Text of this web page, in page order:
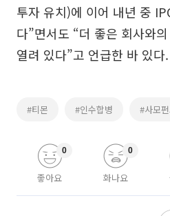
투자 유치)에 이어 내년 중
다”면서도 “더 좋은 회사와
열려 있다”고 언급한 바 있다.
#티몬 #인수합병 #사모
좋아요
0
화나요
0